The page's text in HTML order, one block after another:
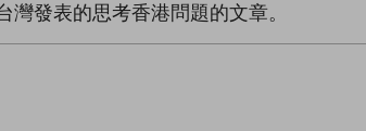
發表的思考香港問題的文章。